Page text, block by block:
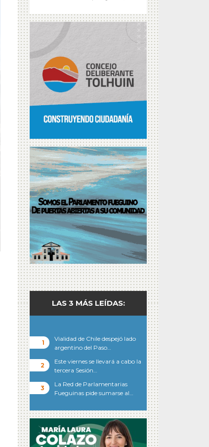
LAS 3 MÁS LEÍDAS:
Vialidad de Chile despejó lado
argentino del Paso…
Este viernes se llevará a cabo la
tercera Sesión…
La Red de Parlamentarias
Fueguinas pide sumarse al…